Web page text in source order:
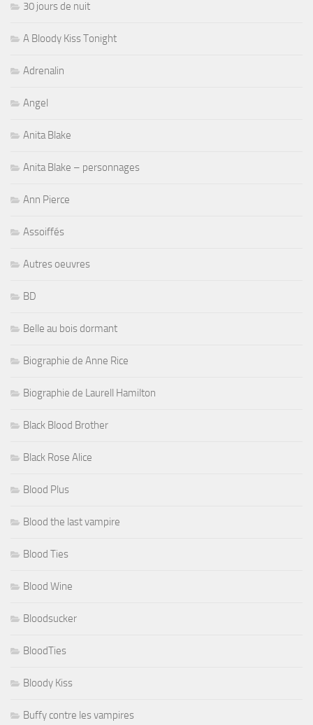
30 jours de nuit
A Bloody Kiss Tonight
Adrenalin
Angel
Anita Blake
Anita Blake – personnages
Ann Pierce
Assoiffés
Autres oeuvres
BD
Belle au bois dormant
Biographie de Anne Rice
Biographie de Laurell Hamilton
Black Blood Brother
Black Rose Alice
Blood Plus
Blood the last vampire
Blood Ties
Blood Wine
Bloodsucker
BloodTies
Bloody Kiss
Buffy contre les vampires